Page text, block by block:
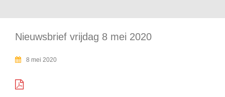
Nieuwsbrief vrijdag 8 mei 2020
8 mei 2020